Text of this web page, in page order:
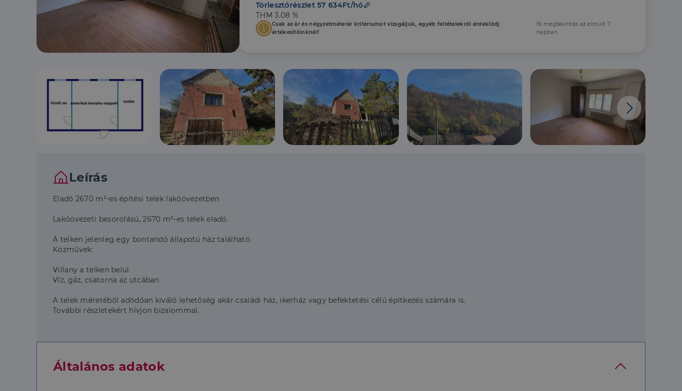
Törlesztőrészlet 57 634Ft/hó
THM 3.08 %
Csak az ár és négyzetméterár kritériumot vizsgáljuk, egyéb feltételekről érdeklődj
értékesítőinknél!
16 megtekintés az elmúlt 7
napban
Leírás
Eladó 2670 m²-es építési telek lakóövezetben
Lakóövezeti besorolású, 2670 m²-es telek eladó.
A telken jelenleg egy bontandó állapotú ház található.
Közművek:
Villany a telken belül
Víz, gáz, csatorna az utcában
A telek méretéből adódóan kiváló lehetőség akár családi ház, ikerház vagy befektetési célú építkezés számára is.
További részletekért hívjon bizalommal.
Általános adatok